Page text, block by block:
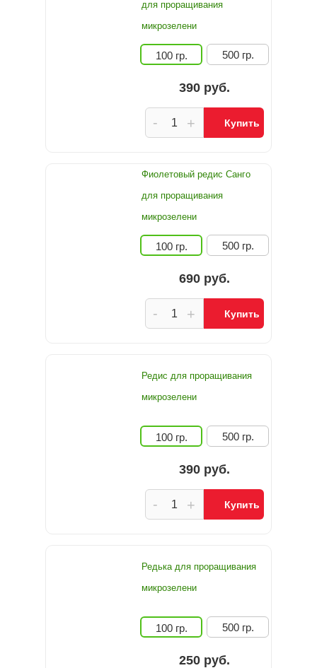
для проращивания
микрозелени
100 гр. 500 гр.
390 руб.
+
- Купить
Фиолетовый редис Санго
для проращивания
микрозелени
100 гр. 500 гр.
690 руб.
+
- Купить
Редис для проращивания
микрозелени
100 гр. 500 гр.
390 руб.
+
- Купить
Редька для проращивания
микрозелени
100 гр. 500 гр.
250 руб.